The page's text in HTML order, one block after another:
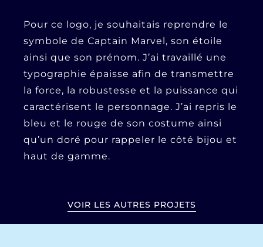
Pour ce logo, je souhaitais reprendre le
symbole de Captain Marvel, son étoile
ainsi que son prénom. J’ai travaillé une
typographie épaisse afin de transmettre
la force, la robustesse et la puissance qui
caractérisent le personnage. J’ai repris le
bleu et le rouge de son costume ainsi
qu’un doré pour rappeler le côté bijou et
haut de gamme.
VOIR LES AUTRES PROJETS